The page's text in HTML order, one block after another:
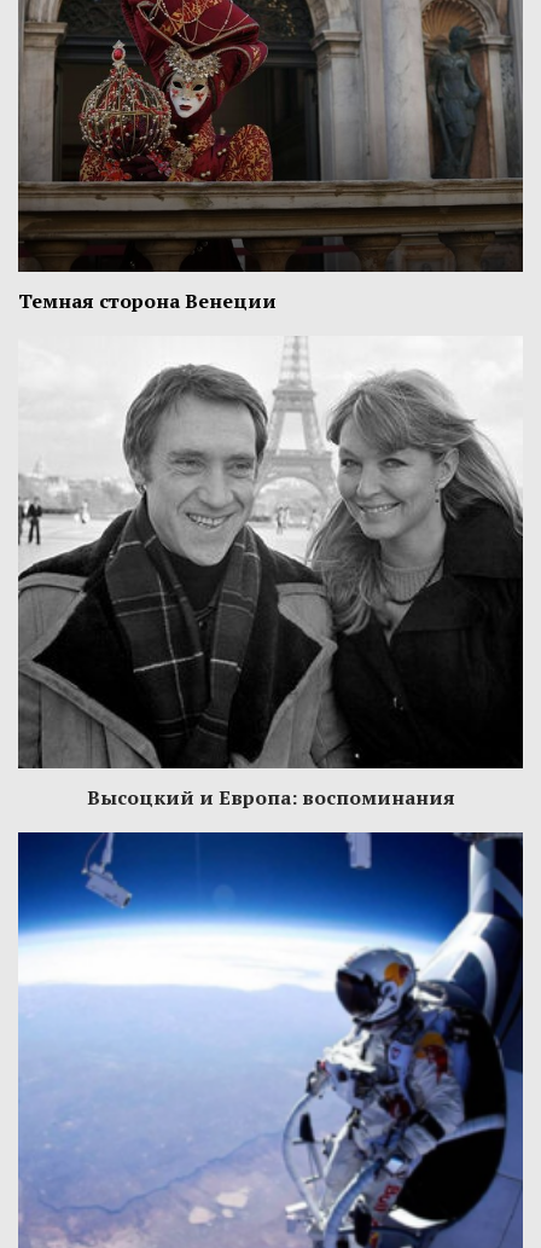
Темная сторона Венеции
Высоцкий и Европа: воспоминания